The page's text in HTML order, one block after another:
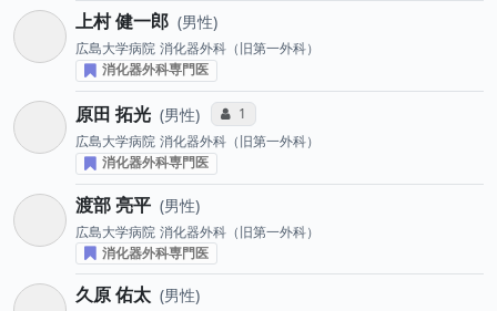
上村 健一郎 男性
広島大学病院 消化器外科（旧第一外科）
消化器外科専門医
原田 拓光 男性 コミュニケーション・タイプ投票数
1
広島大学病院 消化器外科（旧第一外科）
消化器外科専門医
渡部 亮平 男性
広島大学病院 消化器外科（旧第一外科）
消化器外科専門医
久原 佑太 男性